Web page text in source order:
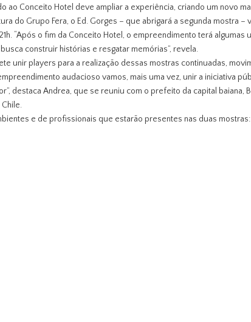
ao Conceito Hotel deve ampliar a experiência, criando um novo
do Grupo Fera, o Ed. Gorges – que abrigará a segunda mostra
“Após o fim da Conceito Hotel, o empreendimento terá
construir histórias e resgatar memórias”, revela.
unir players para a realização dessas mostras continuadas,
audacioso vamos, mais uma vez, unir a iniciativa
destaca Andrea, que se reuniu com o prefeito da capital baiana,
Chile.
e de profissionais que estarão presentes nas duas mostras: